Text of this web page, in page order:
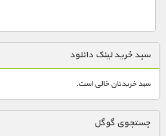
سبد خرید لینک دانلود
سبد خریدتان خالی است.
جستجوی گوگل